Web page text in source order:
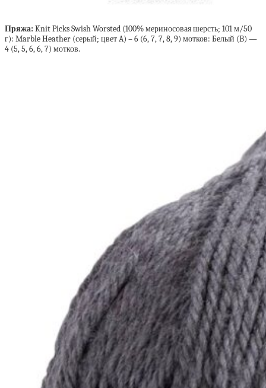
Пряжа: Knit Picks Swish Worsted (100% мериносовая шерсть; 101 м/50
г): Marble Heather (серый; цвет A) – 6 (6, 7, 7, 8, 9) мотков: Белый (B) —
4 (5, 5, 6, 6, 7) мотков.